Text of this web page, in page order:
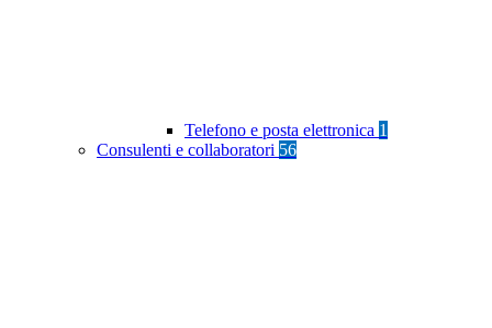
Telefono e posta elettronica 1
Consulenti e collaboratori 56